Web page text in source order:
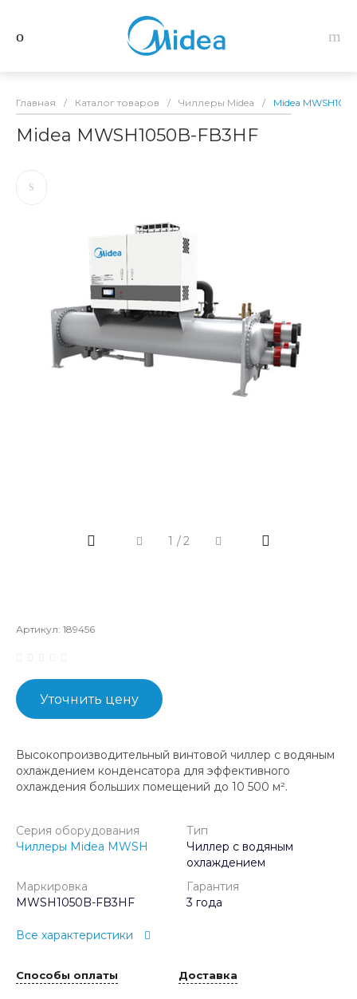
Главная / Каталог товаров / Чиллеры Midea / Midea
Midea MWSH1050B-FB3HF
1 /2
Артикул: 189456
Уточнить цену
Высокопроизводительный винтовой чиллер с водяным
охлаждением конденсатора для эффективного
охлаждения больших помещений до 10 500 м².
Серия оборудования
Чиллеры Midea MWSH
Тип
Чиллер с водяным
охлаждением
Маркировка
MWSH1050B-FB3HF
Гарантия
3 года
Все характеристики
Способы оплаты Доставка